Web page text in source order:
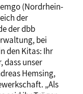
(Nordrhein-
der
der dbb
bei
den Kitas: Ihr
dass unser
Hemsing,
„Als